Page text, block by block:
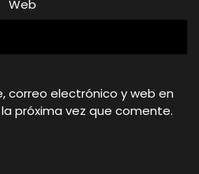
Web
correo electrónico y web en
próxima vez que comente.